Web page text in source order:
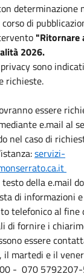
determinazione
di
"Ritornare
2026.
sono
richieste.
essere
e.mail al
nel caso di
servizi-
della e.mail
di informazioni
telefonico al
di fornire i
essere
il martedi e il
- 070